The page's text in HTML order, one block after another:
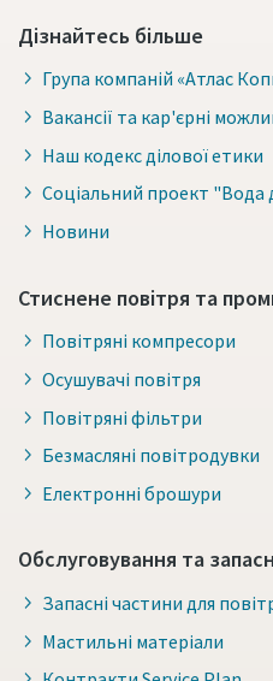
Дізнайтесь більше
Група компаній «Атлас
Вакансії та кар'єрні
Наш кодекс ділової етики
Соціальний проект "Вода
Новини
Стиснене повітря та
Повітряні компресори
Осушувачі повітря
Повітряні фільтри
Безмасляні повітродувки
Електронні брошури
Обслуговування та
Запасні частини для
Мастильні матеріали